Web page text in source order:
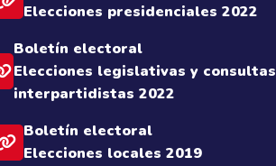
Elecciones presidenciales 2022
Boletín electoral
Elecciones legislativas y consultas
interpartidistas 2022
Boletín electoral
Elecciones locales 2019